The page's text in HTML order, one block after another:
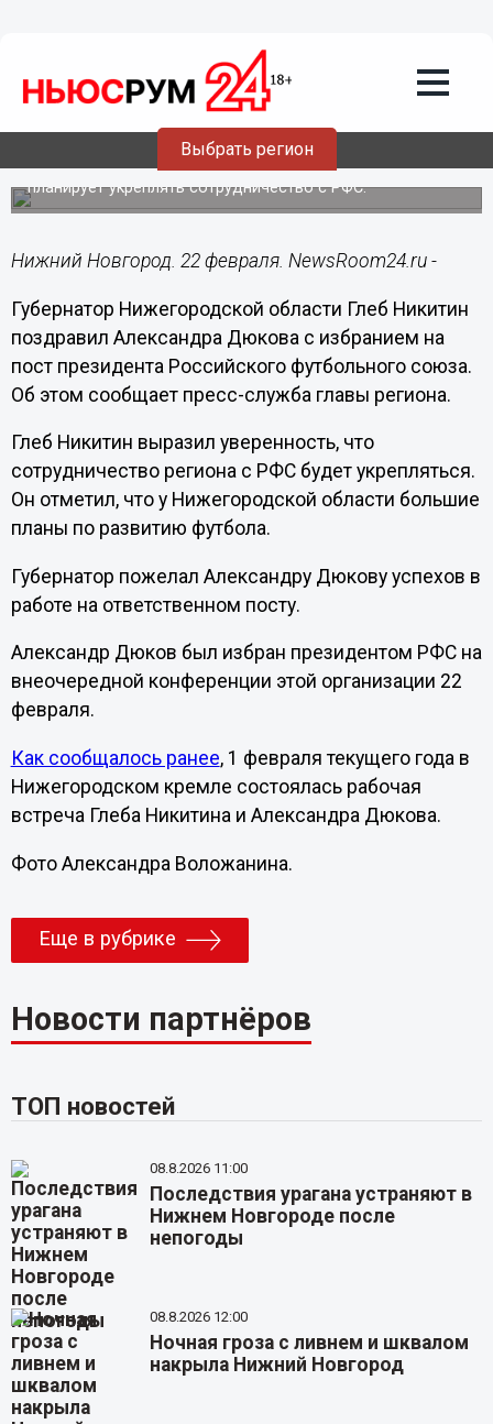
Выбрать регион
22.02.201915:03
Никитин поздравил Дюкова с
избранием на пост президента РФС
Губернатор подчеркнул, что Нижегородская область
планирует укреплять сотрудничество с РФС.
Нижний Новгород. 22 февраля. NewsRoom24.ru -
Губернатор Нижегородской области Глеб Никитин
поздравил Александра Дюкова с избранием на
пост президента Российского футбольного союза.
Об этом сообщает пресс-служба главы региона.
Глеб Никитин выразил уверенность, что
сотрудничество региона с РФС будет укрепляться.
Он отметил, что у Нижегородской области большие
планы по развитию футбола.
Губернатор пожелал Александру Дюкову успехов в
работе на ответственном посту.
Александр Дюков был избран президентом РФС на
внеочередной конференции этой организации 22
февраля.
Как сообщалось ранее, 1 февраля текущего года в
Нижегородском кремле состоялась рабочая
встреча Глеба Никитина и Александра Дюкова.
Фото Александра Воложанина.
Еще в рубрике
Новости партнёров
ТОП новостей
08.8.2026 11:00
Последствия урагана устраняют в
Нижнем Новгороде после
непогоды
08.8.2026 12:00
Ночная гроза с ливнем и шквалом
накрыла Нижний Новгород